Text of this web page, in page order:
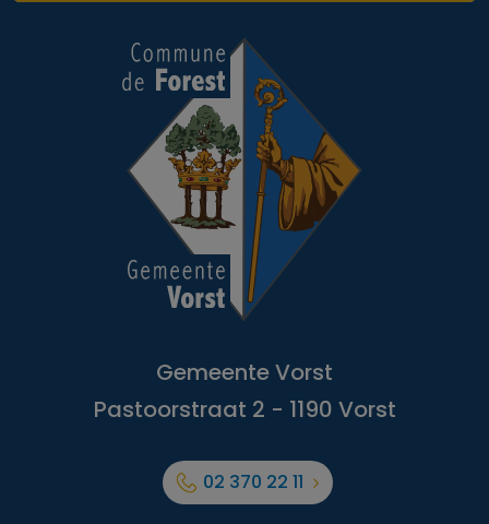
Gemeente Vorst
Pastoorstraat 2 - 1190 Vorst
02 370 22 11